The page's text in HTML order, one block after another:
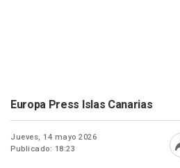
Europa Press Islas Canarias
Jueves, 14 mayo 2026
Publicado: 18:23